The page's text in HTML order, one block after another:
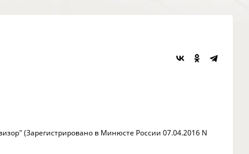
(Зарегистрировано в Минюсте России 07.04.2016 N